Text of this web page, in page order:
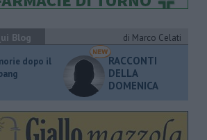
Blog
di Marco Celati
dopo il
RACCONTI
DELLA
DOMENICA